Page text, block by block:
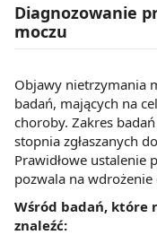
Diagnozowanie
moczu
Objawy nietrzymania
badań, mających na
choroby. Zakres
stopnia zgłaszanych
Prawidłowe ustalenie
pozwala na
Wśród badań, które
znaleźć: